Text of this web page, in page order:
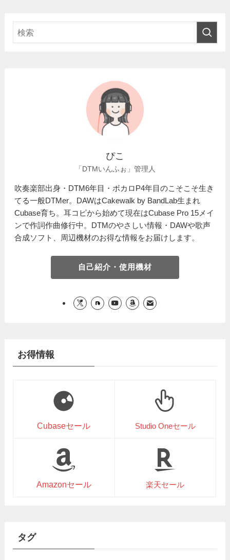
ぴこ
「DTMいんふぉ」管理人
吹奏楽部出身・DTM6年目・ボカロP4年目のこそこそ生き
てる一般DTMer。DAWはCakewalk by BandLab生まれ
Cubase育ち。耳コピから始めて現在はCubase Pro 15メイ
ンで作詞作曲修行中。DTMのやさしい情報・DAWや歌声
合成ソフト、周辺機材のお得な情報をお届けします。
自己紹介・使用機材
お得情報
Cubaseセール Studio Oneセール
Amazonセール 楽天セール
タグ